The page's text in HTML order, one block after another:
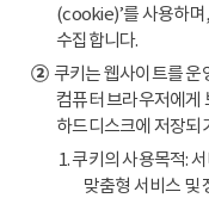
(cookie)’를 사용하
수집합니다.
②쿠키는 웹사이트를 운
컴퓨터 브라우저에게
하드디스크에 저장되
1. 쿠키의 사용목적:
맞춤형 서비스 및